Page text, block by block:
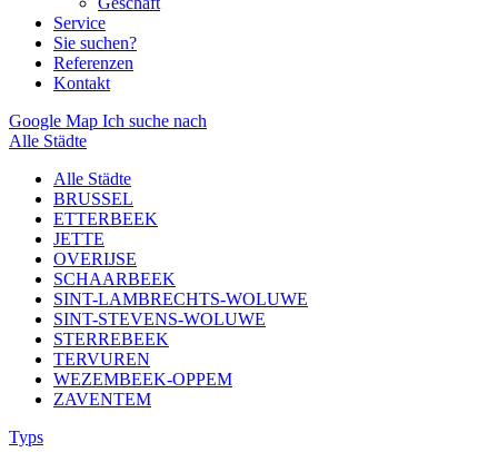
Service
Sie suchen?
Referenzen
Kontakt
Google Map Ich suche nach
Alle Städte
Alle Städte
BRUSSEL
ETTERBEEK
JETTE
OVERIJSE
SCHAARBEEK
SINT-LAMBRECHTS-WOLUWE
SINT-STEVENS-WOLUWE
STERREBEEK
TERVUREN
WEZEMBEEK-OPPEM
ZAVENTEM
Typs